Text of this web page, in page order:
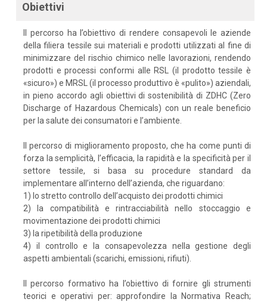
Obiettivi
Il percorso ha l’obiettivo di rendere consapevoli le aziende
della filiera tessile sui materiali e prodotti utilizzati al fine di
minimizzare del rischio chimico nelle lavorazioni, rendendo
prodotti e processi conformi alle RSL (il prodotto tessile è
«sicuro») e MRSL (il processo produttivo è «pulito») aziendali,
in pieno accordo agli obiettivi di sostenibilità di ZDHC (Zero
Discharge of Hazardous Chemicals) con un reale beneficio
per la salute dei consumatori e l’ambiente.
Il percorso di miglioramento proposto, che ha come punti di
forza la semplicità, l’efficacia, la rapidità e la specificità per il
settore tessile, si basa su procedure standard da
implementare all’interno dell’azienda, che riguardano:
1) lo stretto controllo dell’acquisto dei prodotti chimici
2) la compatibilità e rintracciabilità nello stoccaggio e
movimentazione dei prodotti chimici
3) la ripetibilità della produzione
4) il controllo e la consapevolezza nella gestione degli
aspetti ambientali (scarichi, emissioni, rifiuti).
Il percorso formativo ha l’obiettivo di fornire gli strumenti
teorici e operativi per: approfondire la Normativa Reach;